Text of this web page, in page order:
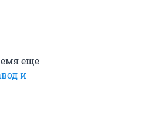
еще
и